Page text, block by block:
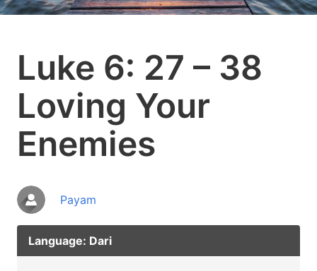
Luke 6: 27 – 38
Loving Your
Enemies
Payam
Language: Dari